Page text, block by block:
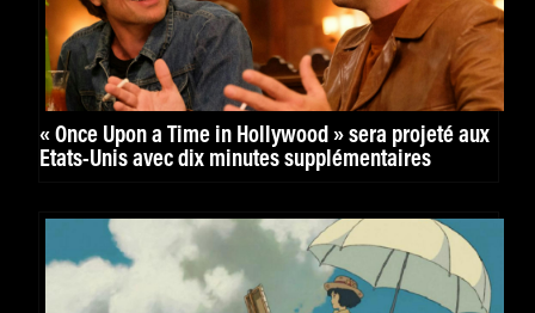
« Once Upon a Time in Hollywood » sera projeté aux
Etats-Unis avec dix minutes supplémentaires